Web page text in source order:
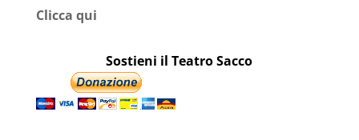
Clicca qui
Sostieni il Teatro Sacco